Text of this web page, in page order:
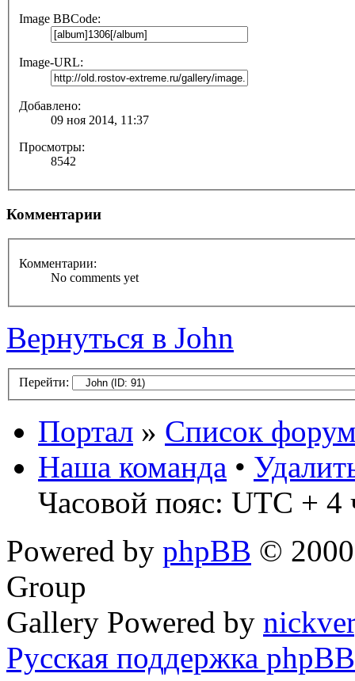
Image BBCode:
Image-URL:
Добавлено:
09 ноя 2014, 11:37
Просмотры:
8542
Комментарии
Комментарии:
No comments yet
Вернуться в John
Перейти:
Портал » Список
Наша команда •
Часовой пояс: UTC + 4
Powered by phpBB ©
Group
Gallery Powered by
Русская поддержка phpBB